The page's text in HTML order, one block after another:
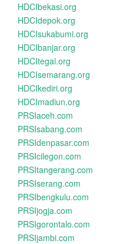
HDCIbekasi.org
HDCIdepok.org
HDCIsukabumi.org
HDCIbanjar.org
HDCItegal.org
HDCIsemarang.org
HDCIkediri.org
HDCImadiun.org
PRSIaceh.com
PRSIsabang.com
PRSIdenpasar.com
PRSIcilegon.com
PRSItangerang.com
PRSIserang.com
PRSIbengkulu.com
PRSIjogja.com
PRSIgorontalo.com
PRSIjambi.com